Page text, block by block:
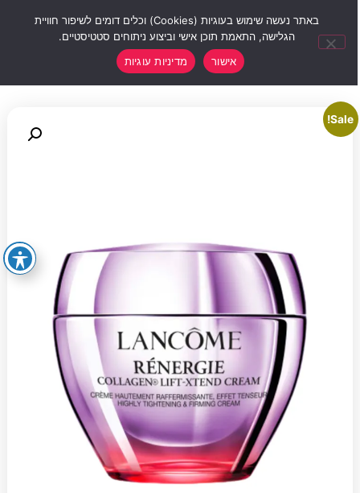
Sale!
באתר נעשה שימוש בעוגיות (Cookies) וכלים דומים לשיפור חוויית
הגלישה, התאמת תוכן אישי וביצוע ניתוחים סטטיסטיים.
אישור
מדיניות עוגיות